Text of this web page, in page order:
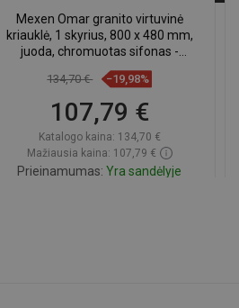
Mexen Omar granito virtuvinė
kriauklė, 1 skyrius, 800 x 480 mm,
juoda, chromuotas sifonas -
6520801005-77
134,70 € −19,98%
107,79 €
Katalogo kaina: 134,70 €
Mažiausia kaina: 107,79 €
Prieinamumas: Yra sandėlyje